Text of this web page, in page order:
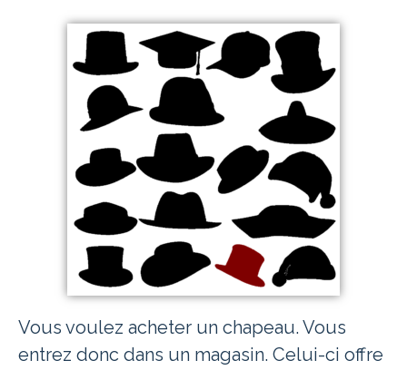
Vous voulez acheter un chapeau. Vous
entrez donc dans un magasin. Celui-ci offre